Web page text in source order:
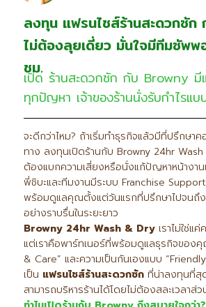
ลงทุน แฟรนไชส์ร้านสะดวกซั
ไม่ต้องลุยเดี่ยว มั่นใจมีทีมซัพ
ชม.
เปิด ร้านสะดวกซัก กับ Browny
ทุกปัญหา เจ้าของร้านนั่งรับกำไรแบ
จะดีกว่าไหม? ถ้าเริ่มทำธุรกิจแล้วมีที่ปรึกษา
ทาง ลงทุนเปิดร้านกับ Browny 24hr
ต้องแบกความเสี่ยงหรือนั่งแก้ปัญหาหน้างาน
พี่ชิบะและทีมงานมีระบบ Franchise
พร้อมดูแลคุณตั้งแต่วันแรกที่ปรึกษาไปจนถึง
อย่างราบรื่นในระยะยาว
Browny 24hr Wash & Dry เราไม่ใช่แ
แต่เราคือพาร์ทเนอร์ที่พร้อมดูแลธุรกิจของ
& Care” และความเป็นกันเองแบบ
เป็น แฟรนไชส์ร้านสะดวกซัก ที่น่าลงทุนที่
สามารถบริหารร้านได้โดยไม่ต้องสละเวลาส่